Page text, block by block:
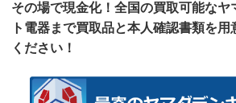
その場で現金化！全国の買取可能なヤ
ト電器まで買取品と本人確認書類を用
ください！